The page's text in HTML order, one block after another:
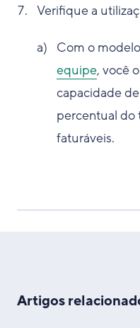
Verifique a
Com o
equipe, você
capacidade
percentual do
faturáveis.
Artigos